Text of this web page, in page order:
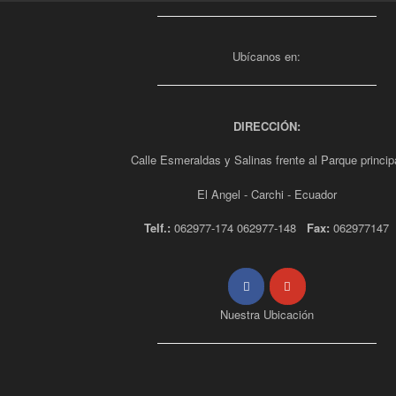
Ubícanos en:
DIRECCIÓN:
Calle Esmeraldas y Salinas frente al Parque
El Angel - Carchi - Ecuador
Telf.:062977-174 062977-148 Fax:062977147
Nuestra Ubicación